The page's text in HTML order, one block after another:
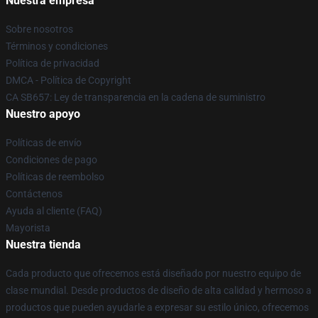
Sobre nosotros
Términos y condiciones
Política de privacidad
DMCA - Política de Copyright
CA SB657: Ley de transparencia en la cadena de suministro
Nuestro apoyo
Políticas de envío
Condiciones de pago
Políticas de reembolso
Contáctenos
Ayuda al cliente (FAQ)
Mayorista
Nuestra tienda
Cada producto que ofrecemos está diseñado por nuestro equipo de
clase mundial. Desde productos de diseño de alta calidad y hermoso a
productos que pueden ayudarle a expresar su estilo único, ofrecemos